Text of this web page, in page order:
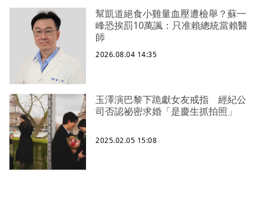
幫凱道絕食小雞量血壓遭檢舉？蘇一
峰恐挨罰10萬諷：只准賴總統當賴醫
師
2026.08.04 14:35
玉澤演巴黎下跪獻女友戒指 經紀公
司否認祕密求婚「是慶生抓拍照」
2025.02.05 15:08